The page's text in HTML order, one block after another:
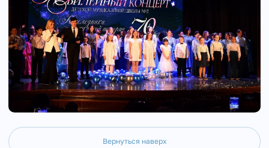
Вернуться наверх